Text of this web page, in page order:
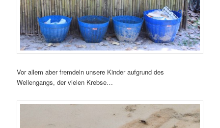
Vor allem aber fremdeln unsere Kinder aufgrund des
Wellengangs, der vielen Krebse…